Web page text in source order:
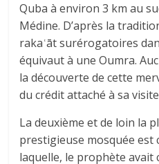
Quba à environ 3 km au
Médine. D’après la
rakaʿāt surérogatoires
équivaut à une Oumra.
la découverte de cette
du crédit attaché à sa
La deuxième et de loin la
prestigieuse mosquée est
laquelle, le prophète